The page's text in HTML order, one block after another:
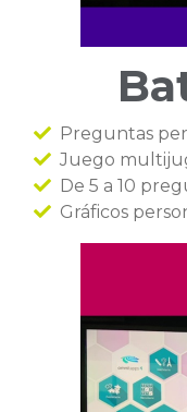
Preguntas
Juego
De 5 a 10
Gráficos